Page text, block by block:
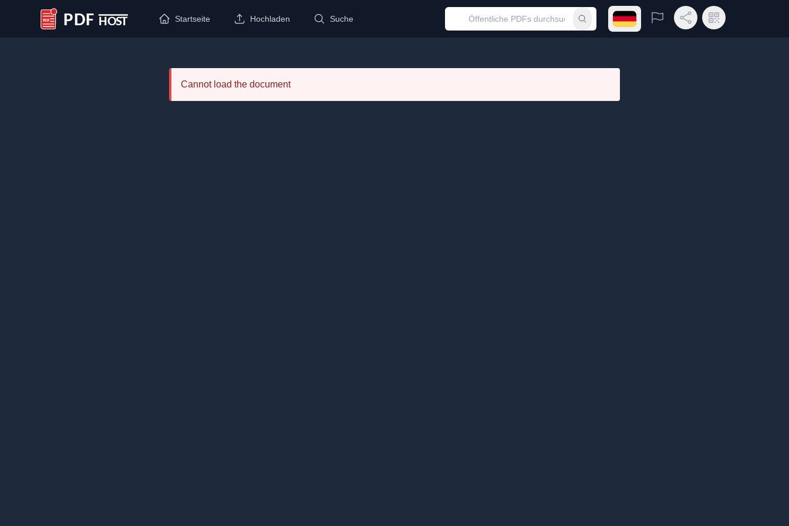
PDF Host
Startseite Hochladen Suche Suche durchführen
Sprachmenü öffnen
MeldenLink teilenQR-Code
Cannot load the document